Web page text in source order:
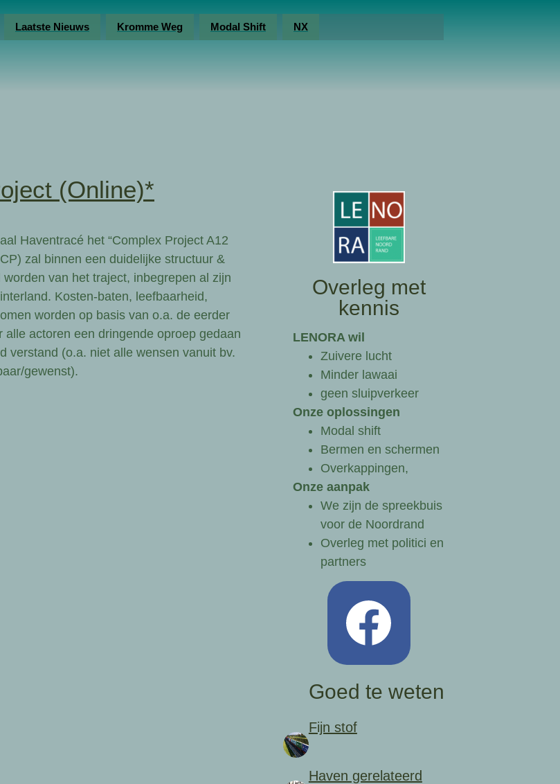
Laatste Nieuws Kromme Weg Modal Shift NX
(Online)*
Haventracé het “Complex Project A12
zal binnen een duidelijke structuur &
van het traject, inbegrepen al zijn
Kosten-baten, leefbaarheid,
worden op basis van o.a. de eerder
actoren een dringende oproep gedaan
verstand (o.a. niet alle wensen vanuit bv.
gewenst).
Overleg met
kennis
LENORA wil
Zuivere lucht
Minder lawaai
geen sluipverkeer
Onze oplossingen
Modal shift
Bermen en schermen
Overkappingen,
Onze aanpak
We zijn de spreekbuis
voor de Noordrand
Overleg met politici en
partners
Goed te weten
Fijn stof
Haven gerelateerd